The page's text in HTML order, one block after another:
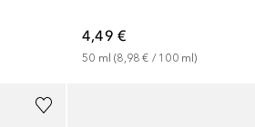
4,49 €
50 ml (8,98 € / 100 ml)